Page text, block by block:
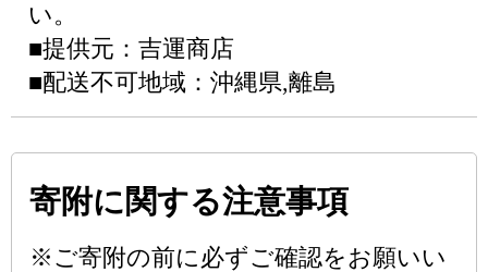
い。
■提供元：吉運商店
■配送不可地域：沖縄県,離島
寄附に関する注意事項
※ご寄附の前に必ずご確認をお願いい